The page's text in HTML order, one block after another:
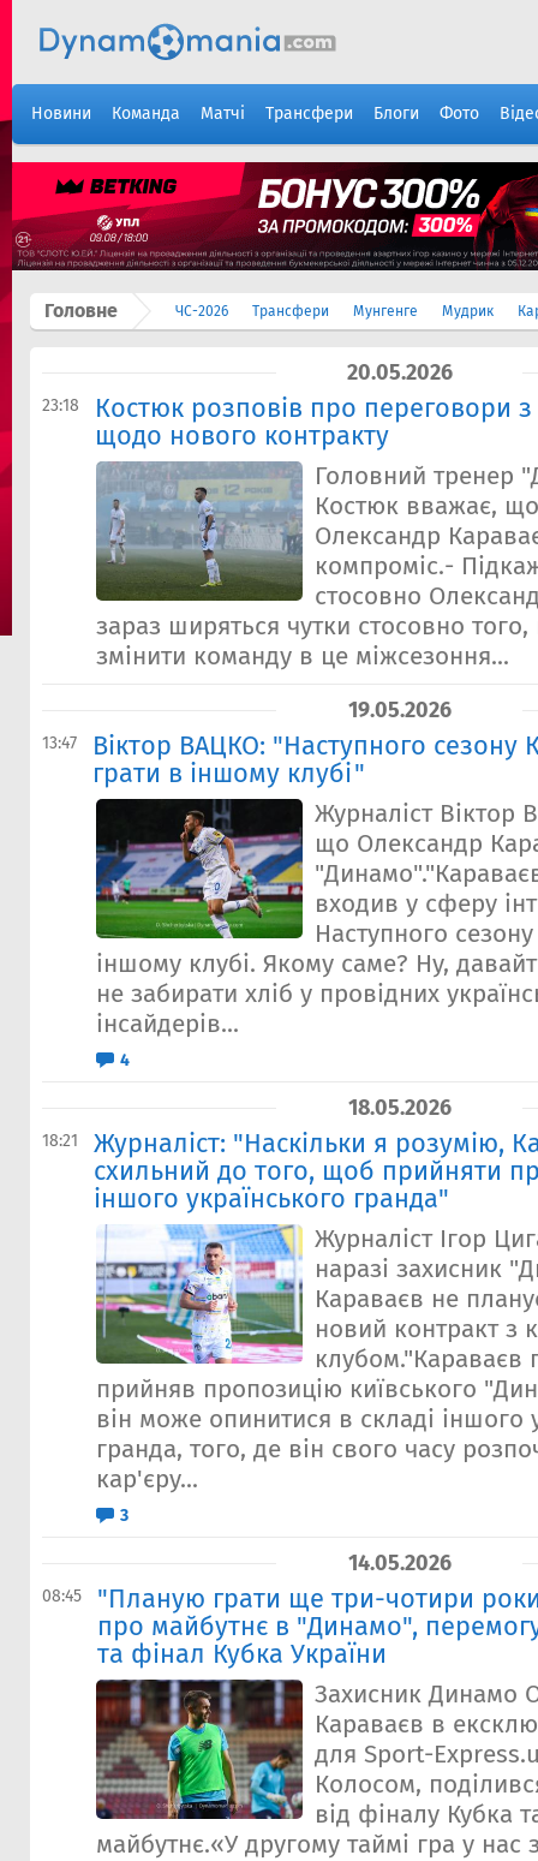
Новини Команда Матчі Трансфери Блоги Фото
Головне ЧС-2026 Трансфери Мунгенге Мудрик
20.05.2026
23:18
Костюк розповів про переговори
щодо нового контракту
Головний тренер
Костюк вважає,
Олександр
компроміс.-
стосовно
зараз ширяться чутки стосовно
змінити команду в це міжсезоння...
19.05.2026
13:47
Віктор ВАЦКО: "Наступного сезону
грати в іншому клубі"
Журналіст Віктор
що Олександр
входив у сферу
Наступного
іншому клубі. Якому саме? Ну,
не забирати хліб у провідних
інсайдерів...
4
18.05.2026
18:21
Журналіст: "Наскільки я розумію,
схильний до того, щоб прийняти
іншого українського гранда"
Журналіст Ігор
наразі захисник
Караваєв не
новий контракт з
клубом."Караваєв
прийняв пропозицію київського
він може опинитися в складі іншого
гранда, того, де він свого часу
кар'єру...
3
14.05.2026
08:45
"Планую грати ще три-чотири
про майбутнє в "Динамо",
та фінал Кубка України
Захисник Динамо
Караваєв в
для Sport-
Колосом,
від фіналу Кубка
майбутнє.«У другому таймі гра у нас